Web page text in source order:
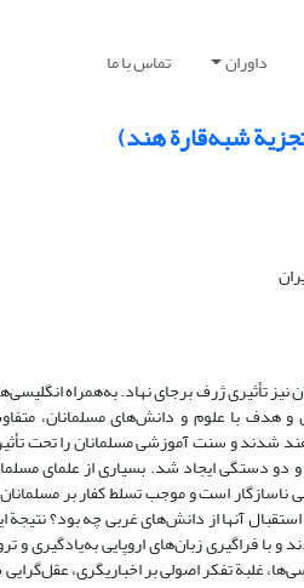
داوران تماس با ما
شبه‌قارة هند)
تأثیری ژرف برجای نهاد. به‌همراه
با علوم و دانش‌های مسلمانان،
و سنت آموزشی مسلمانان را تحت
و دو دستگی ایجاد شد. بسیاری از علمای
ناسازگار است و موجب تسلط کفار بر
آنها از دانش‌های غربی چه بود؟
فراگیری زبان‌های اروپایی به‌یادگیری و
تفکر اصولی بر اخباریگری، عقل‌گرایی